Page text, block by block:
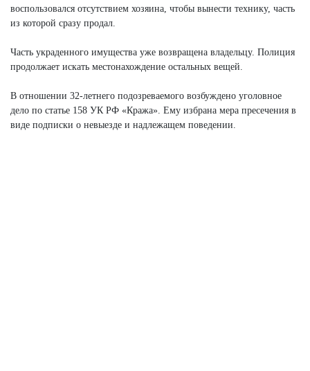
воспользовался отсутствием хозяина, чтобы вынести технику, часть
из которой сразу продал.
Часть украденного имущества уже возвращена владельцу. Полиция
продолжает искать местонахождение остальных вещей.
В отношении 32-летнего подозреваемого возбуждено уголовное
дело по статье 158 УК РФ «Кража». Ему избрана мера пресечения в
виде подписки о невыезде и надлежащем поведении.